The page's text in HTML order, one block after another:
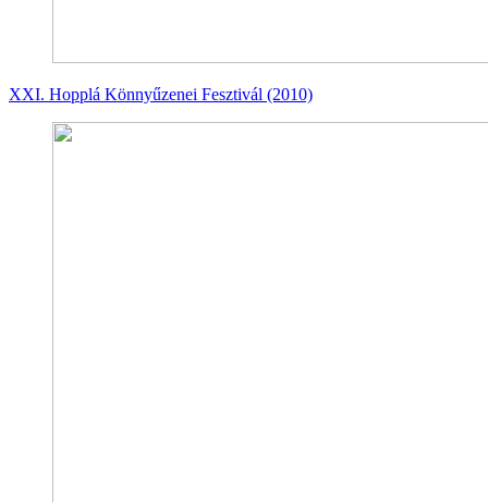
XXI. Hopplá Könnyűzenei Fesztivál (2010)